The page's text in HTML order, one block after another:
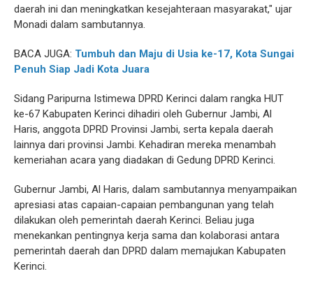
daerah ini dan meningkatkan kesejahteraan masyarakat," ujar
Monadi dalam sambutannya.
BACA JUGA: Tumbuh dan Maju di Usia ke-17, Kota Sungai
Penuh Siap Jadi Kota Juara
Sidang Paripurna Istimewa DPRD Kerinci dalam rangka HUT
ke-67 Kabupaten Kerinci dihadiri oleh Gubernur Jambi, Al
Haris, anggota DPRD Provinsi Jambi, serta kepala daerah
lainnya dari provinsi Jambi. Kehadiran mereka menambah
kemeriahan acara yang diadakan di Gedung DPRD Kerinci.
Gubernur Jambi, Al Haris, dalam sambutannya menyampaikan
apresiasi atas capaian-capaian pembangunan yang telah
dilakukan oleh pemerintah daerah Kerinci. Beliau juga
menekankan pentingnya kerja sama dan kolaborasi antara
pemerintah daerah dan DPRD dalam memajukan Kabupaten
Kerinci.